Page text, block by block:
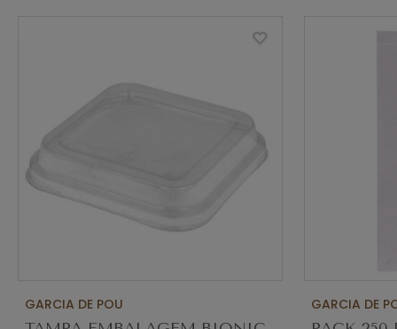
GARCIA DE POU GARCIA DE